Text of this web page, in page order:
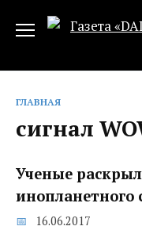
ГЛАВНАЯ
сигнал
Ученые
инопланетного
16.06.2017